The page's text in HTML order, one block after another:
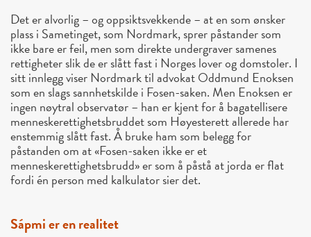
Det er alvorlig – og oppsiktsvekkende – at en som ønsker
plass i Sametinget, som Nordmark, sprer påstander som
ikke bare er feil, men som direkte undergraver samenes
rettigheter slik de er slått fast i Norges lover og domstoler. I
sitt innlegg viser Nordmark til advokat Oddmund Enoksen
som en slags sannhetskilde i Fosen-saken. Men Enoksen er
ingen nøytral observatør – han er kjent for å bagatellisere
menneskerettighetsbruddet som Høyesterett allerede har
enstemmig slått fast. Å bruke ham som belegg for
påstanden om at «Fosen-saken ikke er et
menneskerettighetsbrudd» er som å påstå at jorda er flat
fordi én person med kalkulator sier det.
Sápmi er en realitet